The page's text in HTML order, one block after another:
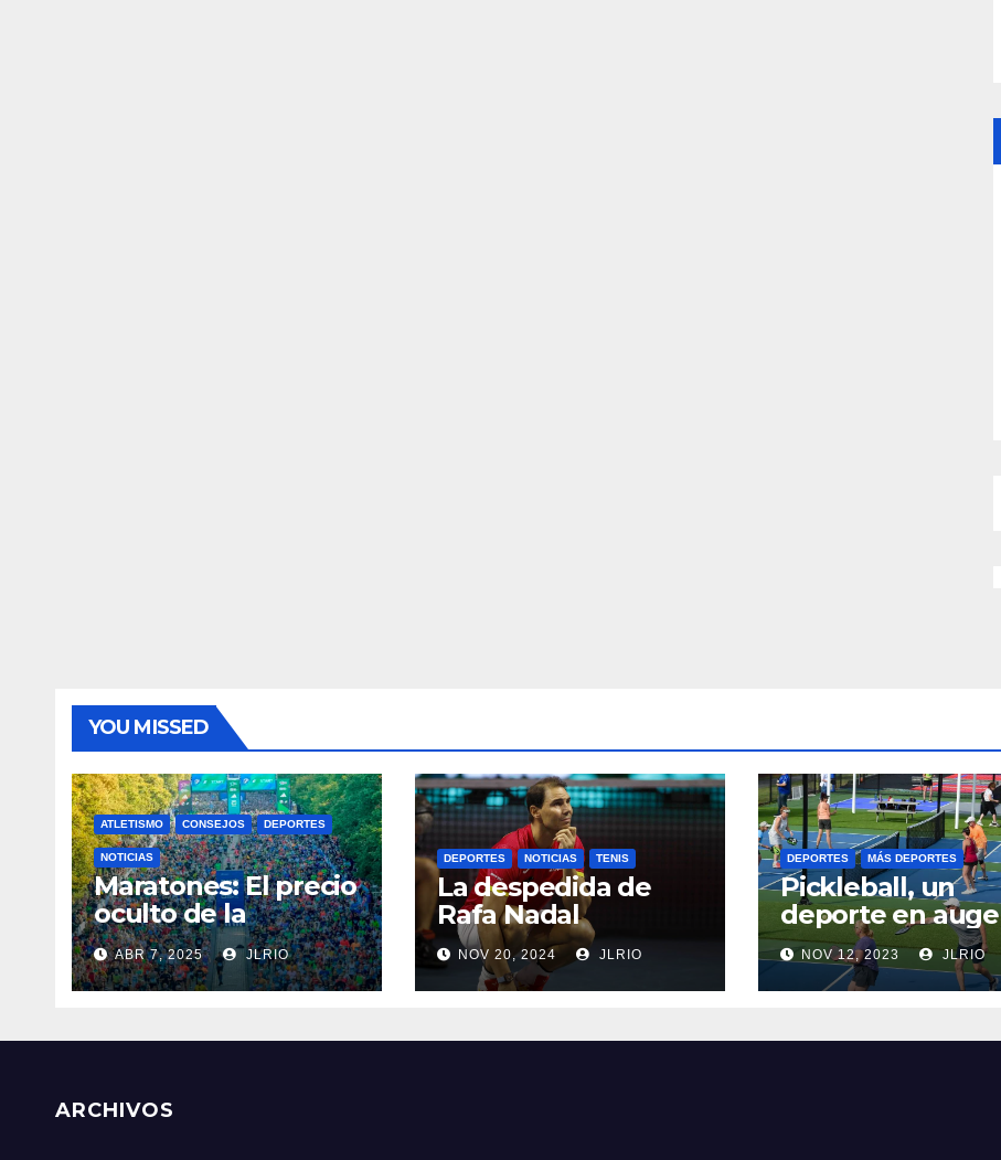
YOU MISSED
ATLETISMO CONSEJOS DEPORTES
NOTICIAS
Maratones: El precio
oculto de la
resistencia
ABR 7, 2025 JLRIO
DEPORTES NOTICIAS TENIS
La despedida de
Rafa Nadal
NOV 20, 2024 JLRIO
DEPORTES MÁS DEPORTES
Pickleball, un
deporte en auge
NOV 12, 2023 JLRIO
ARCHIVOS